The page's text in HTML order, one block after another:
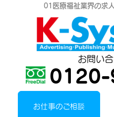
01 医療福祉業界の求
お問い合
お仕事のご相談